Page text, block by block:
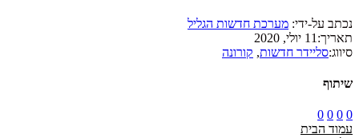
נכתב על-ידי: מערכת חדשות הגליל
תאריך: 11 יולי, 2020
סיווג:סליידר חדשות, קורונה
שיתוף
0
0
0
0
עמוד הבית